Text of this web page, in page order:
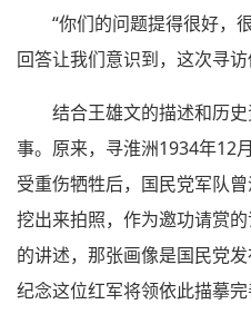
“你们的问题提得很好，
回答让我们意识到，这次寻访
结合王雄文的描述和历
事。原来，寻淮洲1934年12
受重伤牺牲后，国民党军队
挖出来拍照，作为邀功请赏
的讲述，那张画像是国民党
纪念这位红军将领依此描摹完